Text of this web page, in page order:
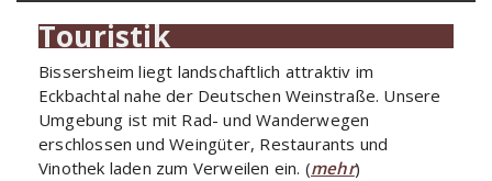
Touristik
Bissersheim liegt landschaftlich attraktiv im
Eckbachtal nahe der Deutschen Weinstraße. Unsere
Umgebung ist mit Rad- und Wanderwegen
erschlossen und Weingüter, Restaurants und
Vinothek laden zum Verweilen ein. (mehr)